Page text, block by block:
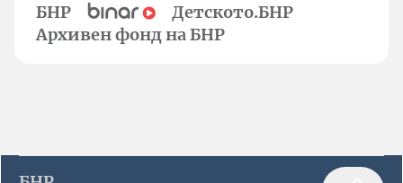
БНР
Детското.БНР
Архивен фонд на БНР